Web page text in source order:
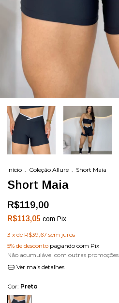
Início . Coleção Allure . Short Maia
Short Maia
R$119,00
R$113,05 com Pix
3 x de R$39,67 sem juros
5% de desconto pagando com Pix
Não acumulável com outras promoções
Ver mais detalhes
Cor: Preto